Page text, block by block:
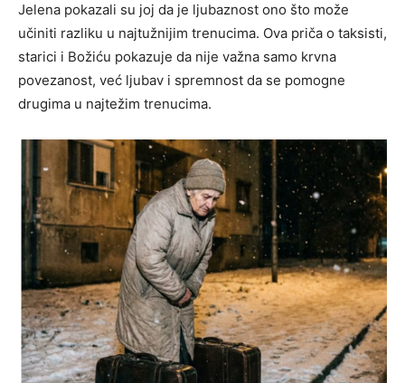
Jelena pokazali su joj da je ljubaznost ono što može
učiniti razliku u najtužnijim trenucima. Ova priča o taksisti,
starici i Božiću pokazuje da nije važna samo krvna
povezanost, već ljubav i spremnost da se pomogne
drugima u najtežim trenucima.